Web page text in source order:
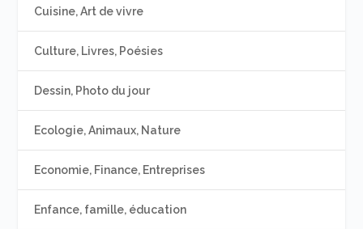
Cuisine, Art de vivre
Culture, Livres, Poésies
Dessin, Photo du jour
Ecologie, Animaux, Nature
Economie, Finance, Entreprises
Enfance, famille, éducation